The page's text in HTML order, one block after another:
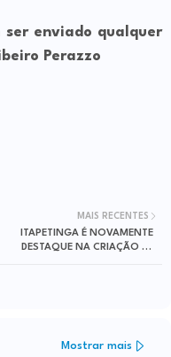
ser enviado qualquer
Perazzo
MAIS RECENTES
ITAPETINGA É NOVAMENTE
DESTAQUE NA CRIAÇÃO DE
Mostrar mais